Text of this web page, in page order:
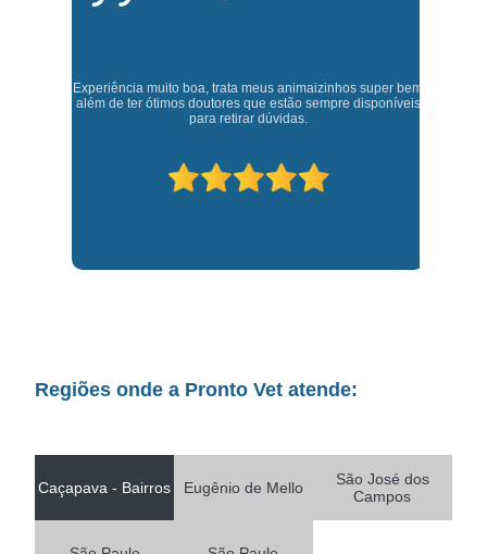
Experiência muito boa, trata meus animaizinhos super bem
além de ter ótimos doutores que estão sempre disponíveis
para retirar dúvidas.
Regiões onde a Pronto Vet atende:
Caçapava - Bairros Eugênio de Mello
São José dos
Campos